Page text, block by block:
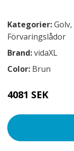
Kategorier:Golv,
Förvaringslådor
Brand:vidaXL
Color: Brun
4081 SEK